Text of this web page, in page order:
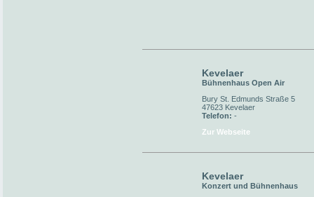
Kevelaer
Bühnenhaus Open Air
Bury St. Edmunds Straße 5
47623 Kevelaer
Telefon: -
Zur Webseite
Kevelaer
Konzert und Bühnenhaus